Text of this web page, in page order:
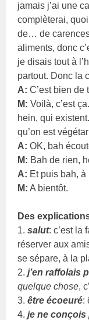
jamais j’ai une
complèterai,
de… de
aliments, donc
je disais tout à
partout. Donc la
A: C’est bien de
M: Voilà, c’est
hein, qui
qu’on est
A: OK, bah
M: Bah de rien,
A: Et puis bah, à
M: A bientôt.
Des
1.salut: c’est la
réserver aux
se sépare, à la
2.j’en raffolais
quelque chose,
3.être écoeuré:
4.je ne